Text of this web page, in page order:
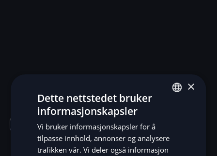
Kundehistorie
×
Dette nettstedet bruker
informasjonskapsler
Vi bruker informasjonskapsler for å
tilpasse innhold, annonser og analysere
trafikken vår. Vi deler også informasjon